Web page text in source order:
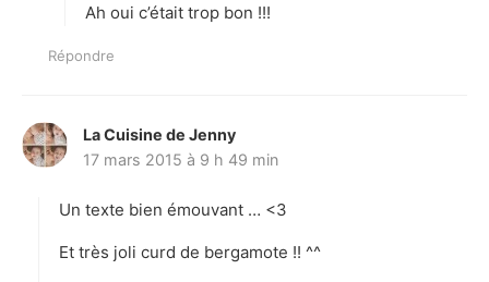
Ah oui c’était trop bon !!!
Répondre
La Cuisine de Jenny
i
17 mars 2015 à 9 h 49 min
Un texte bien émouvant … <3
Et très joli curd de bergamote !! ^^